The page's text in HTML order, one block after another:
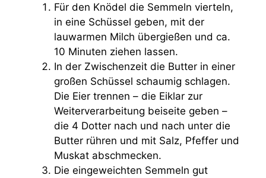
Für den Knödel die Semmeln vierteln,
in eine Schüssel geben, mit der
lauwarmen Milch übergießen und ca.
10 Minuten ziehen lassen.
In der Zwischenzeit die Butter in einer
großen Schüssel schaumig schlagen.
Die Eier trennen – die Eiklar zur
Weiterverarbeitung beiseite geben –
die 4 Dotter nach und nach unter die
Butter rühren und mit Salz, Pfeffer und
Muskat abschmecken.
Die eingeweichten Semmeln gut